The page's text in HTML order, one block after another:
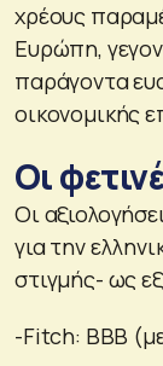
χρέους
Ευρώπη,
παράγοντα
οικονομικής
Οι
Οι
για την
στιγμής- ως
-Fitch: BBB